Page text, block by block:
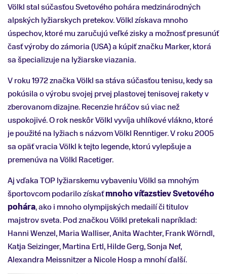
Völkl stal súčasťou Svetového pohára medzinárodných
alpských lyžiarskych pretekov. Völkl získava mnoho
úspechov, ktoré mu zaručujú veľké zisky a možnosť presunúť
časť výroby do zámoria (USA) a kúpiť značku Marker, ktorá
sa špecializuje na lyžiarske viazania.
V roku 1972 značka Völkl sa stáva súčasťou tenisu, kedy sa
pokúsila o výrobu svojej prvej plastovej tenisovej rakety v
zberovanom dizajne. Recenzie hráčov sú viac než
uspokojivé. O rok neskôr Völkl vyvíja uhlíkové vlákno, ktoré
je použité na lyžiach s názvom Völkl Renntiger. V roku 2005
sa opäť vracia Völkl k tejto legende, ktorú vylepšuje a
premenúva na Völkl Racetiger.
Aj vďaka TOP lyžiarskemu vybaveniu Völkl sa mnohým
športovcom podarilo získaťmnoho víťazstiev Svetového
pohára, ako i mnoho olympijských medailí či titulov
majstrov sveta. Pod značkou Völkl pretekali napríklad:
Hanni Wenzel, Maria Walliser, Anita Wachter, Frank Wörndl,
Katja Seizinger, Martina Ertl, Hilde Gerg, Sonja Nef,
Alexandra Meissnitzer a Nicole Hosp a mnohí ďalší.